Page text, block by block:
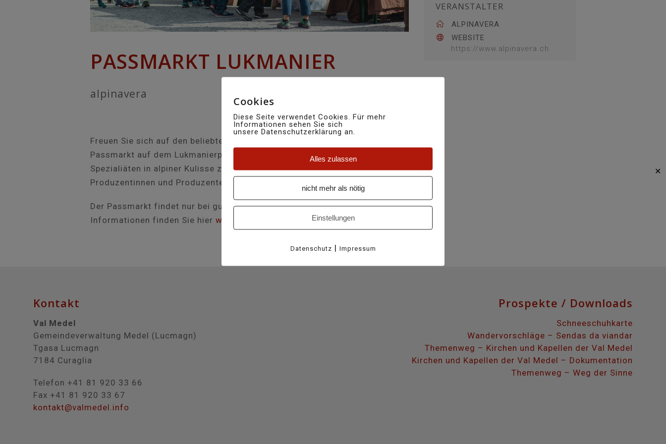
✕
PASSMARKT LUKMANIER
alpinavera
Freuen Sie sich auf den beliebten und jeweils gut besuchten alpinavera
Passmarkt auf dem Lukmanierpass. Es gibt verschiedene regionale
Spezialiäten in alpiner Kulisse zu entdecken. Die jeweils rund 20-25
Produzentinnen und Produzenten freuen sich auf Ihren Besuch.
Der Passmarkt findet nur bei guter Witterung von 10-16 Uhr statt.
Informationen finden Sie hier www.passmarkt.ch
VERANSTALTER
ALPINAVERA
WEBSITE
https://www.alpinavera.ch
Kontakt
Val Medel
Gemeindeverwaltung Medel (Lucmagn)
Tgasa Lucmagn
7184 Curaglia
Telefon +41 81 920 33 66
Fax +41 81 920 33 67
kontakt@valmedel.info
Prospekte / Downloads
Schneeschuhkarte
Wandervorschläge – Sendas da viandar
Themenweg – Kirchen und Kapellen der Val Medel
Kirchen und Kapellen der Val Medel – Dokumentation
Themenweg – Weg der Sinne
Cookies
Diese Seite verwendet Cookies. Für mehr
Informationen sehen Sie sich
unsere Datenschutzerklärung an.
Alles zulassen
nicht mehr als nötig
Einstellungen
Datenschutz | Impressum